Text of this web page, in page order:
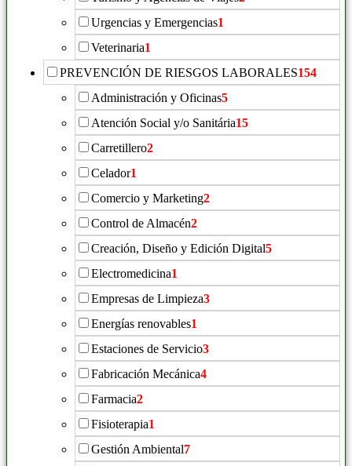
Urgencias y Emergencias1
Veterinaria1
PREVENCIÓN DE RIESGOS LABORALES154
Administración y Oficinas5
Atención Social y/o Sanitária15
Carretillero2
Celador1
Comercio y Marketing2
Control de Almacén2
Creación, Diseño y Edición Digital5
Electromedicina1
Empresas de Limpieza3
Energías renovables1
Estaciones de Servicio3
Fabricación Mecánica4
Farmacia2
Fisioterapia1
Gestión Ambiental7